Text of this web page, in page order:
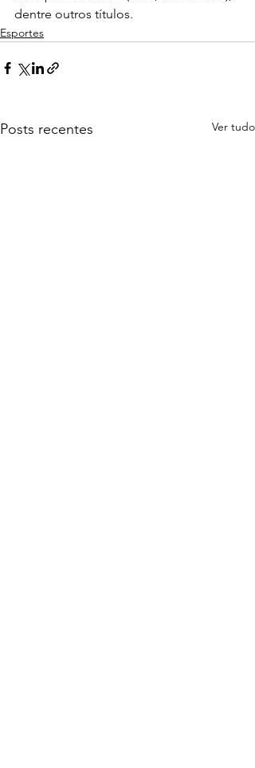
dentre outros títulos.
Esportes
Posts recentes Ver tudo